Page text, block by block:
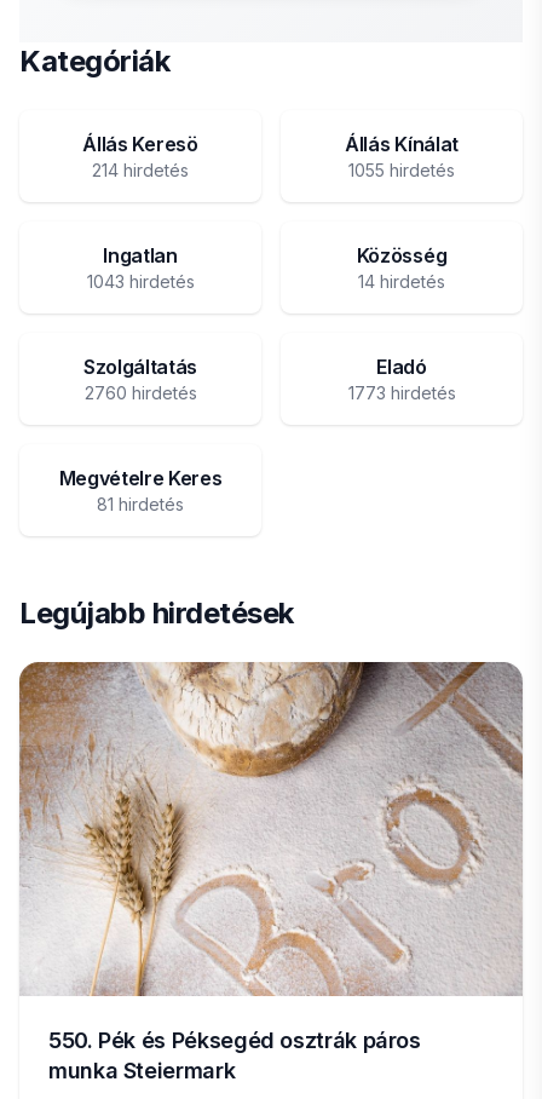
Kategóriák
Állás Keresö
214 hirdetés
Állás Kínálat
1055 hirdetés
Ingatlan
1043 hirdetés
Közösség
14 hirdetés
Szolgáltatás
2760 hirdetés
Eladó
1773 hirdetés
Megvételre Keres
81 hirdetés
Legújabb hirdetések
550. Pék és Péksegéd osztrák páros
munka Steiermark